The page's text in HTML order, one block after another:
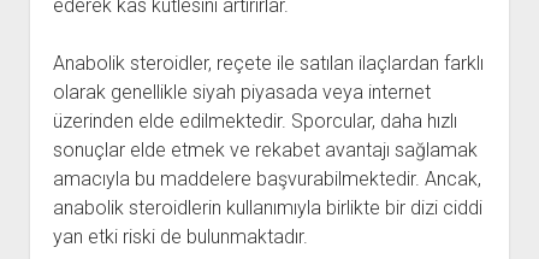
ederek kas kütlesini artırırlar.
Anabolik steroidler, reçete ile satılan ilaçlardan farklı
olarak genellikle siyah piyasada veya internet
üzerinden elde edilmektedir. Sporcular, daha hızlı
sonuçlar elde etmek ve rekabet avantajı sağlamak
amacıyla bu maddelere başvurabilmektedir. Ancak,
anabolik steroidlerin kullanımıyla birlikte bir dizi ciddi
yan etki riski de bulunmaktadır.